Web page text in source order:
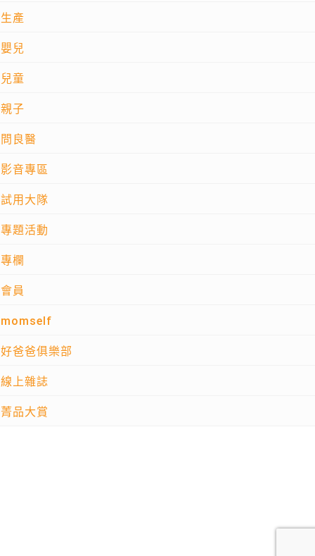
生產
嬰兒
兒童
親子
問良醫
影音專區
試用大隊
專題活動
專欄
會員
momself
好爸爸俱樂部
線上雜誌
菁品大賞